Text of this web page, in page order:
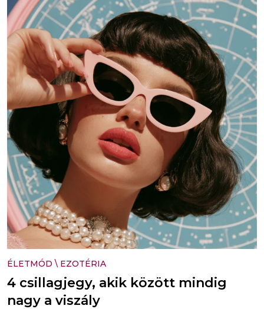
ÉLETMÓD \ EZOTÉRIA
4 csillagjegy, akik között mindig
nagy a viszály